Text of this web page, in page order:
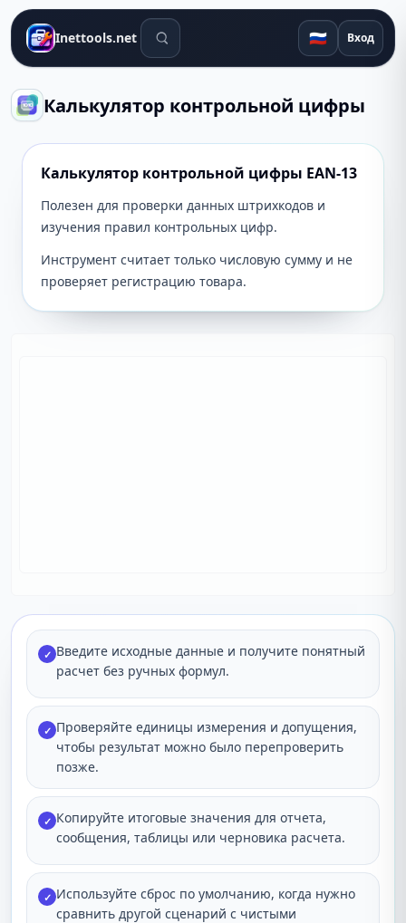
Inettools.net Поиск инструментов 🇷🇺 Вход
Калькулятор контрольной цифры
Калькулятор контрольной цифры EAN-13
Полезен для проверки данных штрихкодов и
изучения правил контрольных цифр.
Инструмент считает только числовую сумму и не
проверяет регистрацию товара.
✓ Введите исходные данные и получите понятный
расчет без ручных формул.
✓ Проверяйте единицы измерения и допущения,
чтобы результат можно было перепроверить
позже.
✓ Копируйте итоговые значения для отчета,
сообщения, таблицы или черновика расчета.
✓ Используйте сброс по умолчанию, когда нужно
сравнить другой сценарий с чистыми